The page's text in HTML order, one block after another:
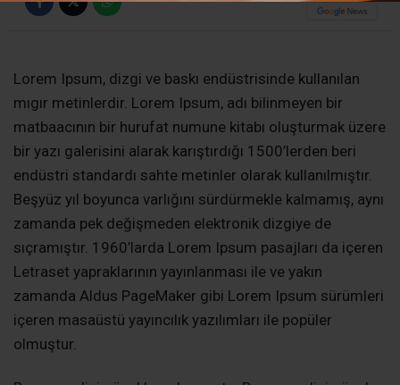
Lorem Ipsum, dizgi ve baskı endüstrisinde kullanılan
mıgır metinlerdir. Lorem Ipsum, adı bilinmeyen bir
matbaacının bir hurufat numune kitabı oluşturmak üzere
bir yazı galerisini alarak karıştırdığı 1500’lerden beri
endüstri standardı sahte metinler olarak kullanılmıştır.
Beşyüz yıl boyunca varlığını sürdürmekle kalmamış, aynı
zamanda pek değişmeden elektronik dizgiye de
sıçramıştır. 1960’larda Lorem Ipsum pasajları da içeren
Letraset yapraklarının yayınlanması ile ve yakın
zamanda Aldus PageMaker gibi Lorem Ipsum sürümleri
içeren masaüstü yayıncılık yazılımları ile popüler
olmuştur.